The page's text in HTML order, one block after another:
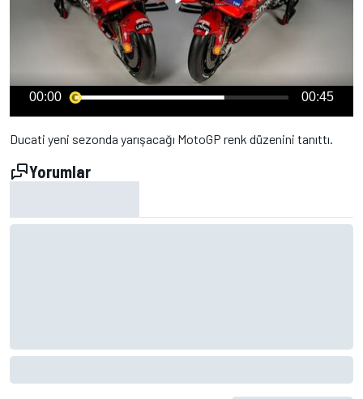
00:00 00:45
Ducati yeni sezonda yarışacağı MotoGP renk düzenini tanıttı.
Yorumlar